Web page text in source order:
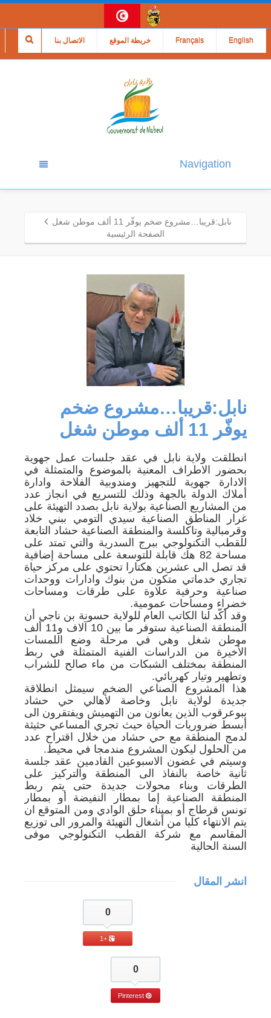
الاتصال بنا خريطة الموقع Français English
Navigation
نابل:قريبا…مشروع ضخم يوفّر 11 ألف موطن شغل
الصفحة الرئيسية
نابل:قريبا…مشروع ضخم
يوفّر 11 ألف موطن شغل
انطلقت ولاية نابل في عقد جلسات عمل جهوية
بحضور الاطراف المعنية بالموضوع والمتمثلة في
الادارة جهوية للتجهيز ومندوبية الفلاحة وادارة
أملاك الدولة بالجهة وذلك للتسريع في انجاز عدد
من المشاريع الصناعية بولاية نابل بصدد التهيئة على
غرار المناطق الصناعية سيدي التومي ببني خلاد
وقرمبالية وتاكلسة والمنطقة الصناعية حشاد التابعة
للقطب التكنولوجي ببرج السدرية والتي تمتد على
مساحة 82 هك قابلة للتوسعة على مساحة إضافية
قد تصل الى عشرين هكتارا تحتوي على مركز حياة
تجاري خدماتي متكون من بنوك وادارات ووحدات
صناعية وحرفية علاوة على طرقات ومساحات
خضراء ومساحات عمومية.
وقد أكّد لنا الكاتب العام للولاية حسونة بن ناجي أن
المنطقة الصناعية ستوفر ما بين 10 آلاف و11 ألف
موطن شغل وهي في مرحلة وضع اللمسات
الأخيرة من الدراسات الفنية المتمثلة في ربط
المنطقة بمختلف الشبكات من ماء صالح للشراب
وتطهير وتيار كهربائي.
هذا المشروع الصناعي الضخم سيمثل انطلاقة
جديدة لولاية نابل وخاصة لأهالي حي حشاد
ببوعرقوب الذين يعانون من التهميش ويفتقرون الى
أبسط ضروريات الحياة حيث تجري المساعي حثيثة
لدمج المنطقة مع حي حشاد من خلال اقتراح عدد
من الحلول ليكون المشروع مندمجا في محيط.
وسيتم في غضون الاسبوعين القادمين عقد جلسة
ثانية خاصة بالنفاذ الى المنطقة والتركيز على
الطرقات وبناء محولات جديدة حتى يتم ربط
المنطقة الصناعية إما بمطار النفيضة أو بمطار
تونس قرطاج أو بميناء حلق الوادي ومن المتوقع ان
يتم الانتهاء كليا من أشغال التهيئة والمرور الى توزيع
المقاسم مع شركة القطب التكنولوجي موفى
السنة الحالية
انشر المقال
0
+1
0
Pinterest